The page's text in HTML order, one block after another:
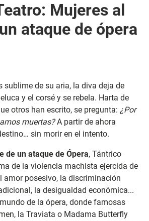
Mujeres al
ataque de ópera
sublime de su aria, la diva deja de
y el corsé y se rebela. Harta de
otros han escrito, se pregunta: ¿Por
muertas?A partir de ahora
sin morir en el intento.
de un ataque de Ópera, Tántrico
de la violencia machista ejercida de
amor posesivo, la discriminación
la desigualdad económica...
de la ópera, donde famosas
la Traviata o Madama Butterfly